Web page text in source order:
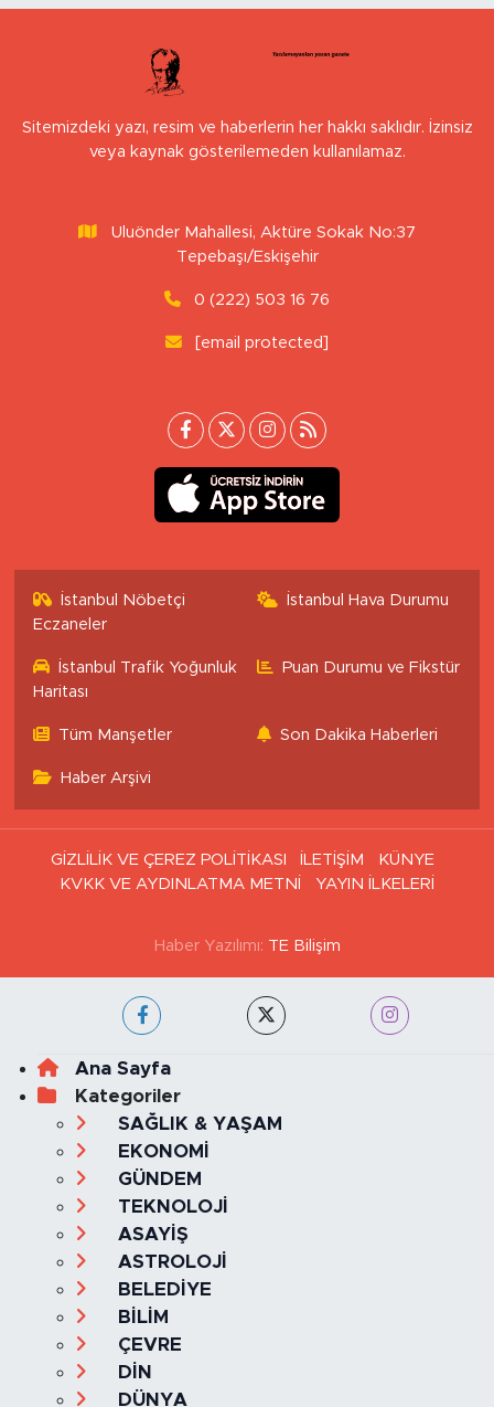
Sitemizdeki yazı, resim ve haberlerin her hakkı saklıdır. İzinsiz
veya kaynak gösterilemeden kullanılamaz.
Uluönder Mahallesi, Aktüre Sokak No:37
Tepebaşı/Eskişehir
0 (222) 503 16 76
[email protected]
İstanbul Nöbetçi
Eczaneler
İstanbul Hava Durumu
İstanbul Trafik Yoğunluk
Haritası
Puan Durumu ve Fikstür
Tüm Manşetler Son Dakika Haberleri
Haber Arşivi
GİZLİLİK VE ÇEREZ POLİTİKASI İLETİŞİM
KÜNYE
KVKK VE AYDINLATMA METNİ
YAYIN İLKELERİ
Haber Yazılımı: TE Bilişim
Ana Sayfa
Kategoriler
SAĞLIK & YAŞAM
EKONOMİ
GÜNDEM
TEKNOLOJİ
ASAYİŞ
ASTROLOJİ
BELEDİYE
BİLİM
ÇEVRE
DİN